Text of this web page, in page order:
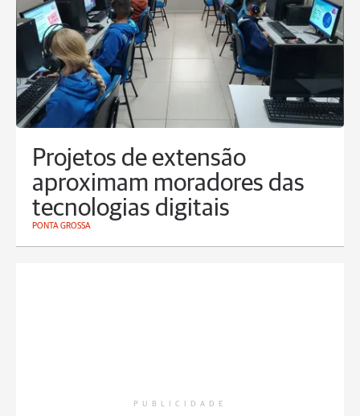
Projetos de extensão
aproximam moradores das
tecnologias digitais
PONTA GROSSA
PUBLICIDADE